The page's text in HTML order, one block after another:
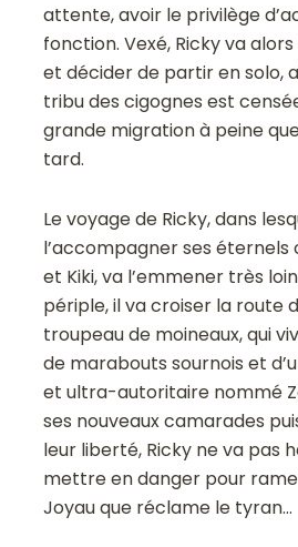
attente, avoir le privilège
fonction. Vexé, Ricky va
et décider de partir en solo,
tribu des cigognes est
grande migration à peine
tard.
Le voyage de Ricky, dans
l’accompagner ses éternels
et Kiki, va l’emmener très
périple, il va croiser la route
troupeau de moineaux, qui
de marabouts sournois et
et ultra-autoritaire nommé
ses nouveaux camarades
leur liberté, Ricky ne va pas
mettre en danger pour
Joyau que réclame le tyran…